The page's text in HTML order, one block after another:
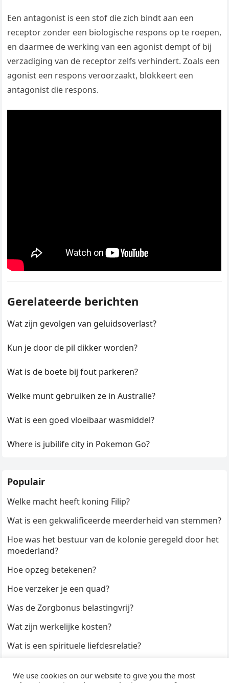
Een antagonist is een stof die zich bindt aan een
receptor zonder een biologische respons op te roepen,
en daarmee de werking van een agonist dempt of bij
verzadiging van de receptor zelfs verhindert. Zoals een
agonist een respons veroorzaakt, blokkeert een
antagonist die respons.
Gerelateerde berichten
Wat zijn gevolgen van geluidsoverlast?
Kun je door de pil dikker worden?
Wat is de boete bij fout parkeren?
Welke munt gebruiken ze in Australie?
Wat is een goed vloeibaar wasmiddel?
Where is jubilife city in Pokemon Go?
Populair
Welke macht heeft koning Filip?
Wat is een gekwalificeerde meerderheid van stemmen?
Hoe was het bestuur van de kolonie geregeld door het
moederland?
Hoe opzeg betekenen?
Hoe verzeker je een quad?
Was de Zorgbonus belastingvrij?
Wat zijn werkelijke kosten?
Wat is een spirituele liefdesrelatie?
We use cookies on our website to give you the most